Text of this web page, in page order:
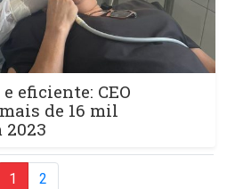
eficiente: CEO
de 16 mil
2023
1 2